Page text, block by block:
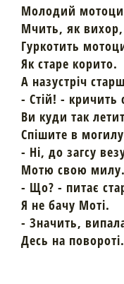
Молодий
Мчить, як вихор,
Гуркотить
Як старе корито.
А назустріч
- Стій! - кричить
Ви куди так
Спішите в
- Ні, до загсу
Мотю свою милу.
- Що? - питає
Я не бачу Моті.
- Значить,
Десь на повороті.